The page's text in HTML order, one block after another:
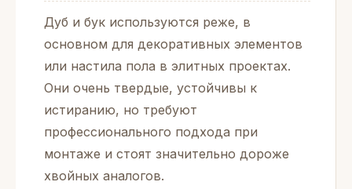
Дуб и бук используются реже, в
основном для декоративных элементов
или настила пола в элитных проектах.
Они очень твердые, устойчивы к
истиранию, но требуют
профессионального подхода при
монтаже и стоят значительно дороже
хвойных аналогов.